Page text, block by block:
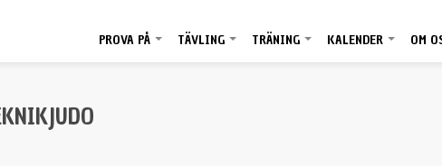
PROVA PÅ TÄVLING TRÄNING KALENDER OM